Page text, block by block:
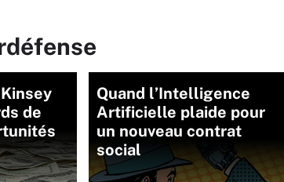
de
Quand l’Intelligence
Artificielle plaide pour
un nouveau contrat
social